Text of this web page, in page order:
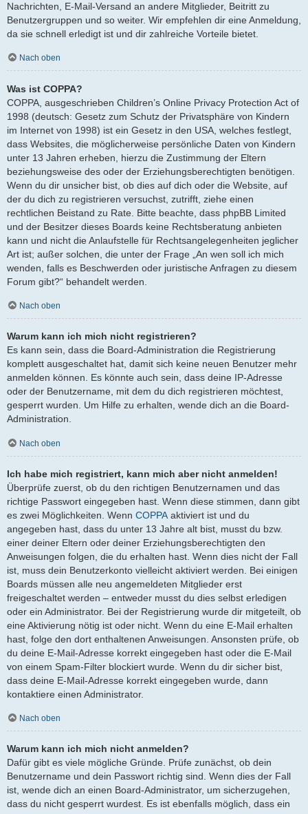
Nachrichten, E-Mail-Versand an andere Mitglieder, Beitritt zu
Benutzergruppen und so weiter. Wir empfehlen dir eine Anmeldung,
da sie schnell erledigt ist und dir zahlreiche Vorteile bietet.
Nach oben
Was ist COPPA?
COPPA, ausgeschrieben Children’s Online Privacy Protection Act of
1998 (deutsch: Gesetz zum Schutz der Privatsphäre von Kindern
im Internet von 1998) ist ein Gesetz in den USA, welches festlegt,
dass Websites, die möglicherweise persönliche Daten von Kindern
unter 13 Jahren erheben, hierzu die Zustimmung der Eltern
beziehungsweise des oder der Erziehungsberechtigten benötigen.
Wenn du dir unsicher bist, ob dies auf dich oder die Website, auf
der du dich zu registrieren versuchst, zutrifft, ziehe einen
rechtlichen Beistand zu Rate. Bitte beachte, dass phpBB Limited
und der Besitzer dieses Boards keine Rechtsberatung anbieten
kann und nicht die Anlaufstelle für Rechtsangelegenheiten jeglicher
Art ist; außer solchen, die unter der Frage „An wen soll ich mich
wenden, falls es Beschwerden oder juristische Anfragen zu diesem
Forum gibt?“ behandelt werden.
Nach oben
Warum kann ich mich nicht registrieren?
Es kann sein, dass die Board-Administration die Registrierung
komplett ausgeschaltet hat, damit sich keine neuen Benutzer mehr
anmelden können. Es könnte auch sein, dass deine IP-Adresse
oder der Benutzername, mit dem du dich registrieren möchtest,
gesperrt wurden. Um Hilfe zu erhalten, wende dich an die Board-
Administration.
Nach oben
Ich habe mich registriert, kann mich aber nicht anmelden!
Überprüfe zuerst, ob du den richtigen Benutzernamen und das
richtige Passwort eingegeben hast. Wenn diese stimmen, dann gibt
es zwei Möglichkeiten. Wenn COPPA aktiviert ist und du
angegeben hast, dass du unter 13 Jahre alt bist, musst du bzw.
einer deiner Eltern oder deiner Erziehungsberechtigten den
Anweisungen folgen, die du erhalten hast. Wenn dies nicht der Fall
ist, muss dein Benutzerkonto vielleicht aktiviert werden. Bei einigen
Boards müssen alle neu angemeldeten Mitglieder erst
freigeschaltet werden – entweder musst du dies selbst erledigen
oder ein Administrator. Bei der Registrierung wurde dir mitgeteilt, ob
eine Aktivierung nötig ist oder nicht. Wenn du eine E-Mail erhalten
hast, folge den dort enthaltenen Anweisungen. Ansonsten prüfe, ob
du deine E-Mail-Adresse korrekt eingegeben hast oder die E-Mail
von einem Spam-Filter blockiert wurde. Wenn du dir sicher bist,
dass deine E-Mail-Adresse korrekt eingegeben wurde, dann
kontaktiere einen Administrator.
Nach oben
Warum kann ich mich nicht anmelden?
Dafür gibt es viele mögliche Gründe. Prüfe zunächst, ob dein
Benutzername und dein Passwort richtig sind. Wenn dies der Fall
ist, wende dich an einen Board-Administrator, um sicherzugehen,
dass du nicht gesperrt wurdest. Es ist ebenfalls möglich, dass ein